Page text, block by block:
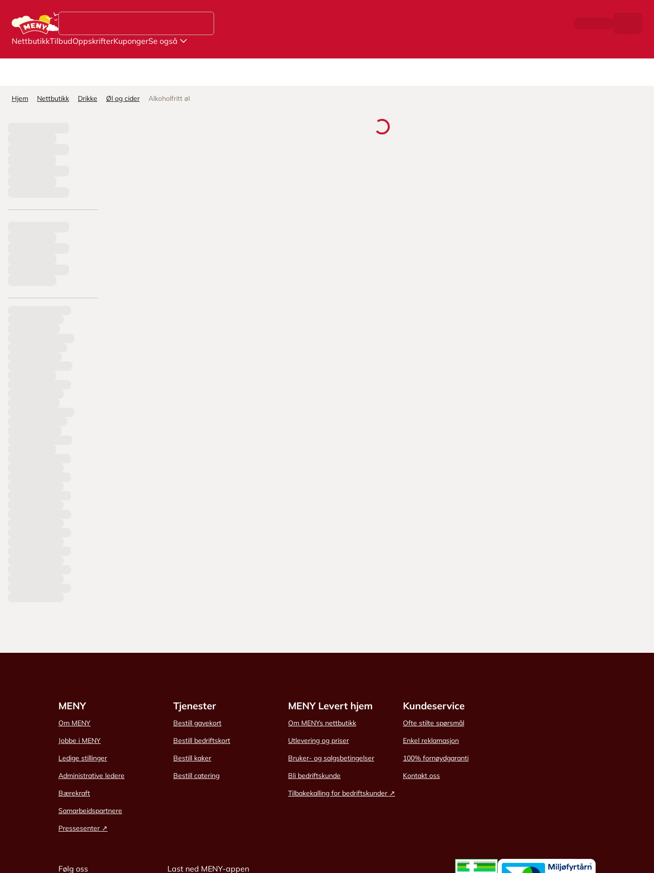
NettbutikkTilbudOppskrifterKupongerSe også
Hjem Nettbutikk Drikke Øl og cider Alkoholfritt øl
MENY
Om MENY
Jobbe i MENY
Ledige stillinger
Administrative ledere
Bærekraft
Samarbeidspartnere
Pressesenter ↗
Tjenester
Bestill gavekort
Bestill bedriftskort
Bestill kaker
Bestill catering
MENY Levert hjem
Om MENYs nettbutikk
Utlevering og priser
Bruker- og salgsbetingelser
Bli bedriftskunde
Tilbakekalling for bedriftskunder ↗
Kundeservice
Ofte stilte spørsmål
Enkel reklamasjon
100% fornøydgaranti
Kontakt oss
Følg oss Last ned MENY-appen